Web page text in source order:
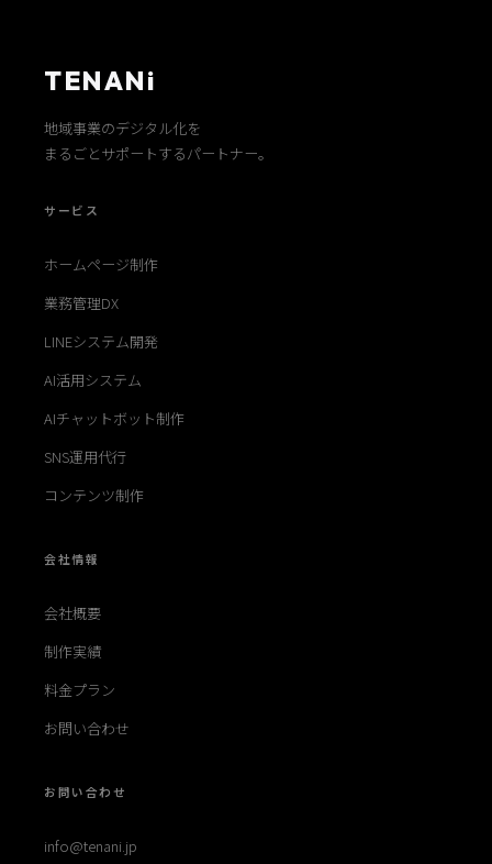
TENANi
地域事業のデジタル化を
まるごとサポートするパートナー。
サービス
ホームページ制作
業務管理DX
LINEシステム開発
AI活用システム
AIチャットボット制作
SNS運用代行
コンテンツ制作
会社情報
会社概要
制作実績
料金プラン
お問い合わせ
お問い合わせ
info@tenani.jp